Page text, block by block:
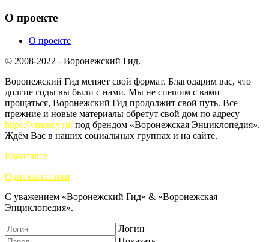
О проекте
О проекте
© 2008-2022 - Воронежский Гид.
Воронежский Гид меняет свой формат. Благодарим вас, что
долгие годы вы были с нами. Мы не спешим с вами
прощаться, Воронежский Гид продолжит свой путь. Все
прежние и новые материалы обретут свой дом по адресу
https://vrnency.ru/под брендом «Воронежская Энциклопедия».
Ждём Вас в наших социальных группах и на сайте.
Вконтакте
Одноклассники
С уважением «Воронежский Гид» & «Воронежская
Энциклопедия».
Логин